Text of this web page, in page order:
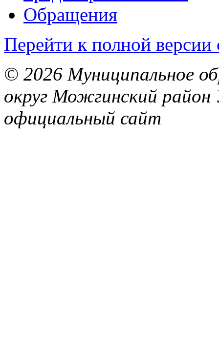
Обращения
Перейти к полной версии
© 2026 Муниципальное
округ Можгинский район
официальный сайт